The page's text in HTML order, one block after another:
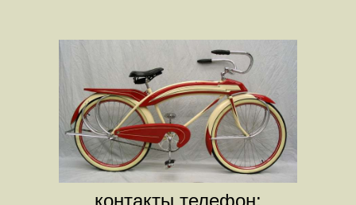
контакты телефон: